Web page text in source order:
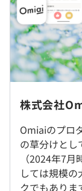
Elasticsearch
【開発環境】
◾️バックエンド
言語：Java
FW：(Java)独
◾️リモート勤務
「リモート」
じ、どちらか
ロールをお願
※全従業員によ
は出社をお願
あり）
※昇給：年2回（
※評価：多面評
（※想定年収は年
■フレックス
└ 標準労働時
株式会社
Omiaiのプロ
の草分けとし
（2024年7
しては規模
クでもありま